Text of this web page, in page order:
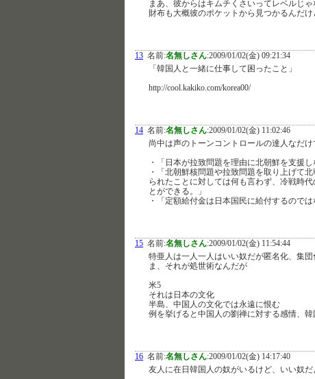
まあ、彼からはキムチくさいってレベルじ
財布も大概彼のポケットから見つかるんだけ
13 名前:名無しさん:2009/01/02(金) 09:21:34
「韓国人と一緒に仕事して困ったこと」
http://cool.kakiko.com/korea00/
14 名前:名無しさん:2009/01/02(金) 11:02:46
尚中は声のトーンコントロールの達人なだ
・「日本が拉致問題を理由に北朝鮮を支援
・「北朝鮮核問題や拉致問題を取り上げて
られたことに対しては何も言わず、冷戦時
とができる。」
・「定額給付金は日本国民に給付するので
15 名前:名無しさん:2009/01/02(金) 11:54:44
特亜人は一人一人はいい奴だが匿名化、集
ま、それが処世術なんだが
米5
それは日本の文化
半島、中国人の文化では永遠に恨む
例を挙げると中国人の劉禅に対する感情、
16 名前:名無しさん:2009/01/02(金) 14:17:40
友人に在日韓国人の奴がいるけど、いい奴だ